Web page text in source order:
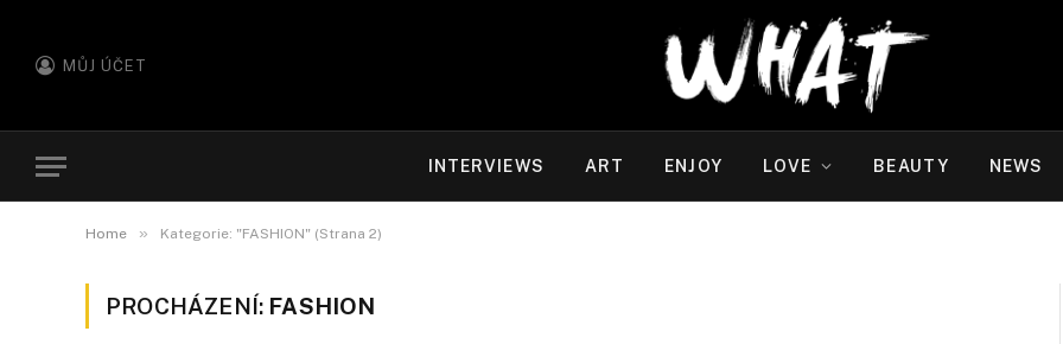
MŮJ ÚČET
INTERVIEWS ART ENJOY LOVE BEAUTY NEWS
Home » Kategorie: "FASHION" (Strana 2)
PROCHÁZENÍ: FASHION